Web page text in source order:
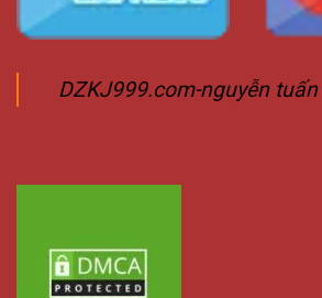
DZKJ999.com-nguyễn